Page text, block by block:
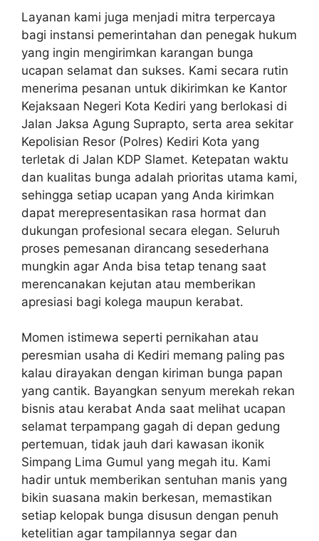
Layanan kami juga menjadi mitra terpercaya
bagi instansi pemerintahan dan penegak hukum
yang ingin mengirimkan karangan bunga
ucapan selamat dan sukses. Kami secara rutin
menerima pesanan untuk dikirimkan ke Kantor
Kejaksaan Negeri Kota Kediri yang berlokasi di
Jalan Jaksa Agung Suprapto, serta area sekitar
Kepolisian Resor (Polres) Kediri Kota yang
terletak di Jalan KDP Slamet. Ketepatan waktu
dan kualitas bunga adalah prioritas utama kami,
sehingga setiap ucapan yang Anda kirimkan
dapat merepresentasikan rasa hormat dan
dukungan profesional secara elegan. Seluruh
proses pemesanan dirancang sesederhana
mungkin agar Anda bisa tetap tenang saat
merencanakan kejutan atau memberikan
apresiasi bagi kolega maupun kerabat.
Momen istimewa seperti pernikahan atau
peresmian usaha di Kediri memang paling pas
kalau dirayakan dengan kiriman bunga papan
yang cantik. Bayangkan senyum merekah rekan
bisnis atau kerabat Anda saat melihat ucapan
selamat terpampang gagah di depan gedung
pertemuan, tidak jauh dari kawasan ikonik
Simpang Lima Gumul yang megah itu. Kami
hadir untuk memberikan sentuhan manis yang
bikin suasana makin berkesan, memastikan
setiap kelopak bunga disusun dengan penuh
ketelitian agar tampilannya segar dan